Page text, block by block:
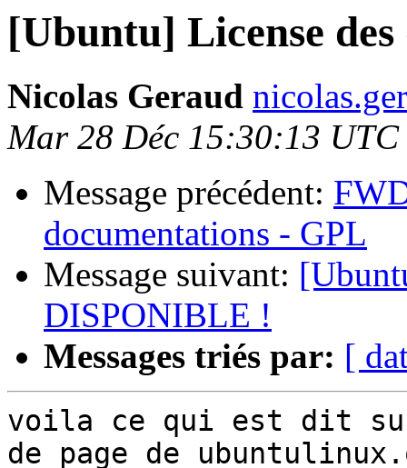
[Ubuntu] License
Nicolas Geraud
Mar 28 Déc 15:30:13 UTC
Message précédent:
documentations - GPL
Message suivant:
DISPONIBLE !
Messages triés par: [
voila ce qui est dit
de page de